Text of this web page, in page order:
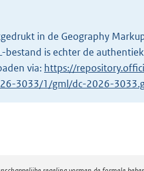
g
r
o
o
in de Geography
is echter de
via: https://
3033/1/gml/dc-2026-